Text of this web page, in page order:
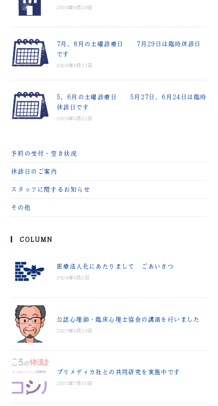
2026年6月29日
7月、8月の土曜診療日 7月29日は臨時休診日
です
2026年6月23日
5、6月の土曜診療日 5月27日、6月24日は臨時
休診日です
2026年5月22日
予約の受付・空き状況
休診日のご案内
スタッフに関するお知らせ
その他
COLUMN
医療法人化にあたりまして ごあいさつ
2026年8月2日
公認心理師・臨床心理士協会の講演を行いました
2025年8月29日
プリメディカ社との共同研究を実施中です
2025年7月10日